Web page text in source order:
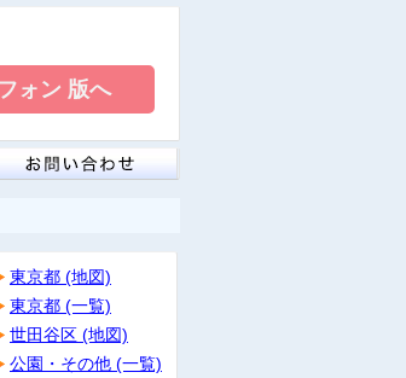
東京都 (地図)
東京都 (一覧)
世田谷区 (地図)
公園・その他 (一覧)